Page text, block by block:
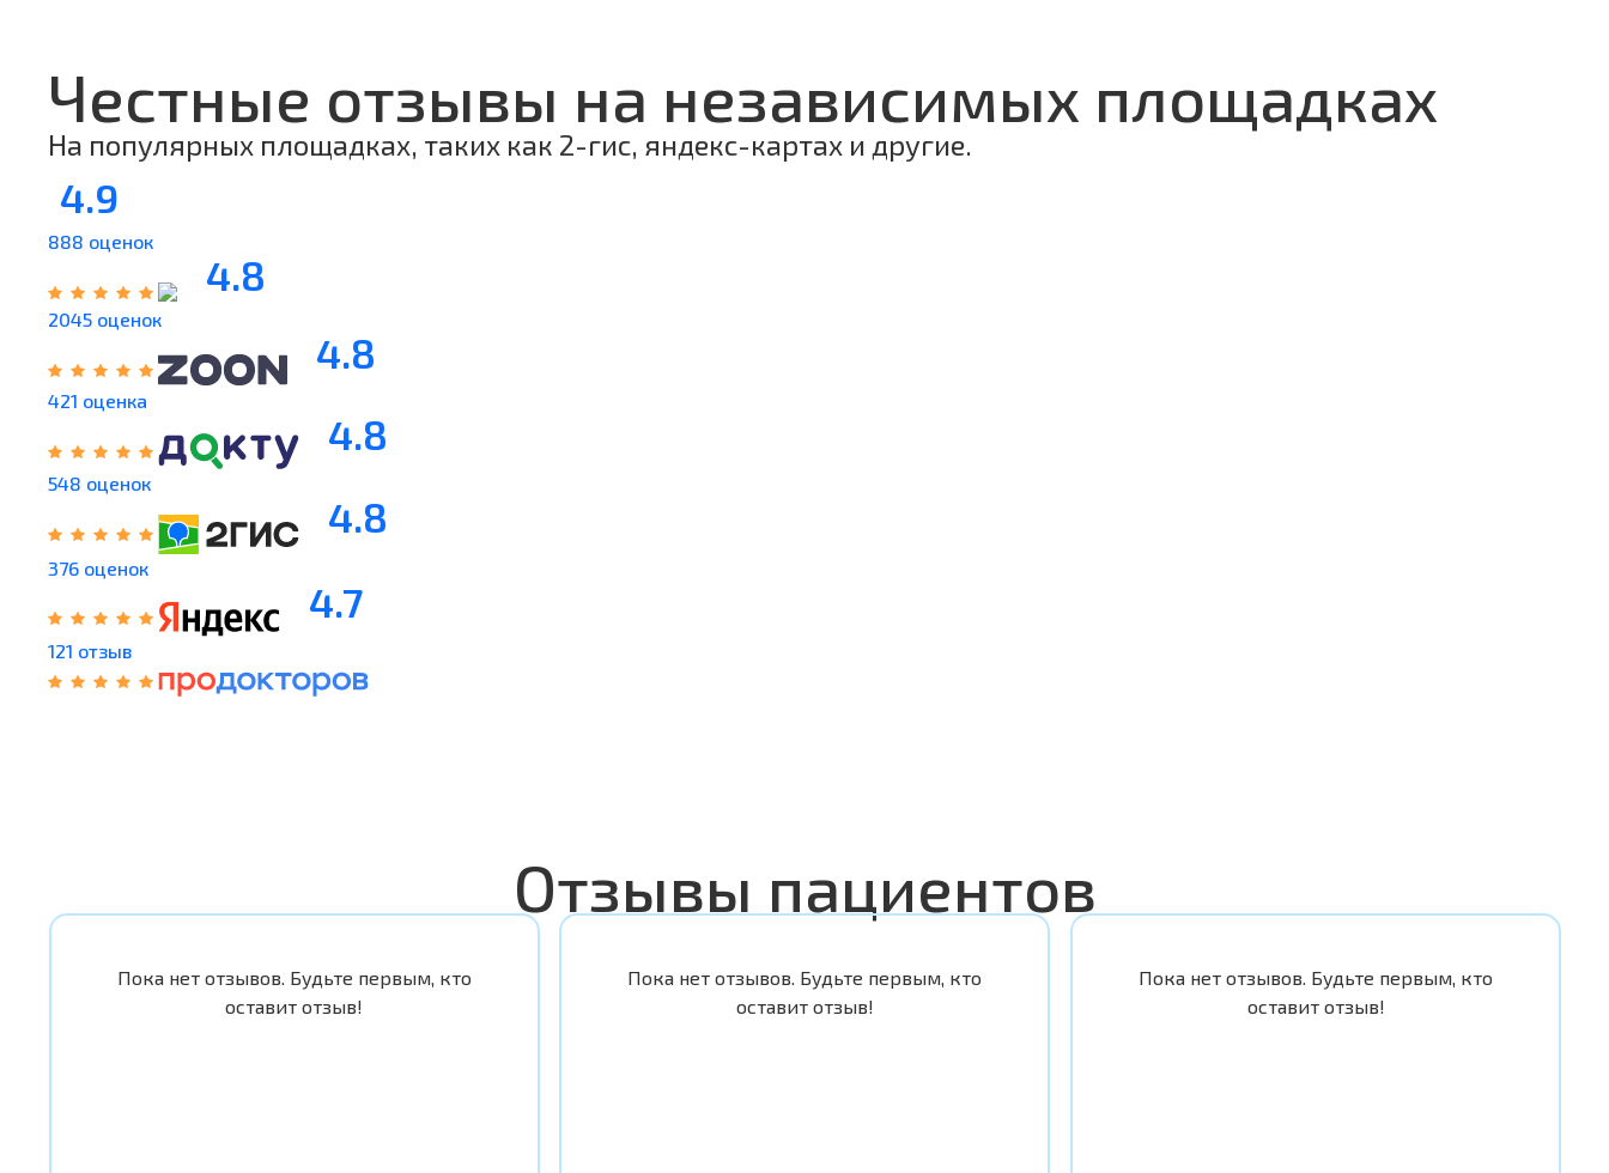
Честные отзывы на независимых площадках
На популярных площадках, таких как 2-гис, яндекс-картах и другие.
4.9
888 оценок
4.8
2045 оценок
4.8
421 оценка
4.8
548 оценок
4.8
376 оценок
4.7
121 отзыв
Отзывы пациентов
Пока нет отзывов. Будьте первым, кто
оставит отзыв!
Пока нет отзывов. Будьте первым, кто
оставит отзыв!
Пока нет отзывов. Будьте первым, кто
оставит отзыв!